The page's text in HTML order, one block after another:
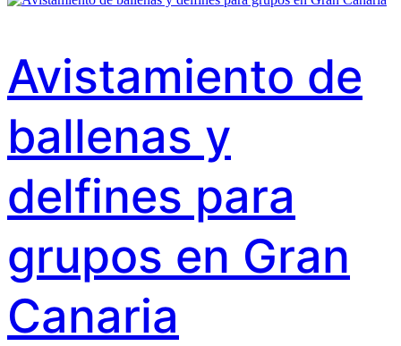
Avistamiento de
ballenas y
delfines para
grupos en Gran
Canaria